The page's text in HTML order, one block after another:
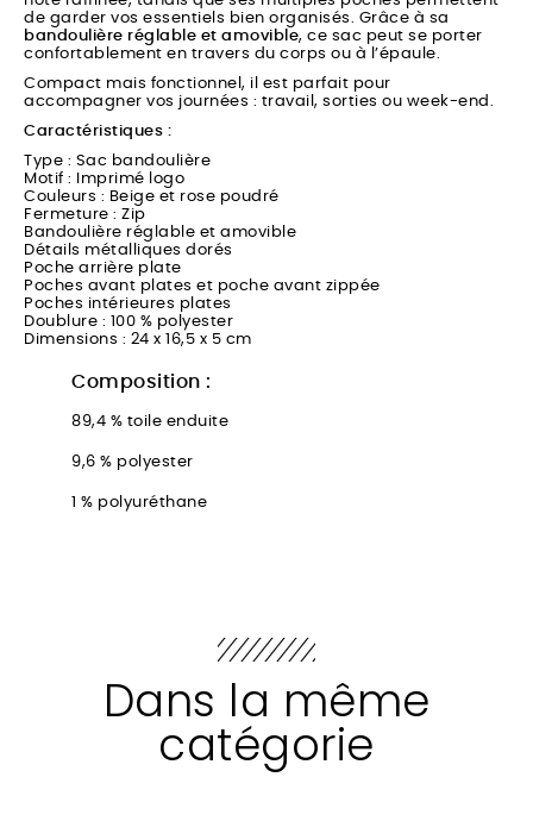
de garder vos essentiels bien organisés. Grâce à sa
bandoulière réglable et amovible, ce sac peut se porter
confortablement en travers du corps ou à l’épaule.
Compact mais fonctionnel, il est parfait pour
accompagner vos journées : travail, sorties ou week-end.
Caractéristiques :
Type : Sac bandoulière
Motif : Imprimé logo
Couleurs : Beige et rose poudré
Fermeture : Zip
Bandoulière réglable et amovible
Détails métalliques dorés
Poche arrière plate
Poches avant plates et poche avant zippée
Poches intérieures plates
Doublure : 100 % polyester
Dimensions : 24 x 16,5 x 5 cm
Composition :
89,4 % toile enduite
9,6 % polyester
1 % polyuréthane
Dans la même
catégorie